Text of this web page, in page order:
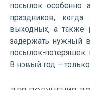
посылок особенно
праздников,
выходных, а также
задержать нужный
посылок-потеряшек
В новый год –